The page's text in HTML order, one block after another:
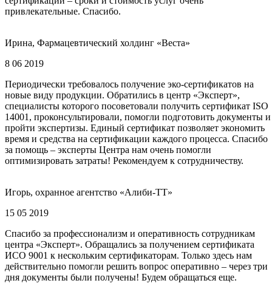
привлекательные. Спасибо.
Ирина, Фармацевтический холдинг «Веста»
8 06 2019
Периодически требовалось получение эко-сертификатов на
новые виду продукции. Обратились в центр «Эксперт»,
специалисты которого посоветовали получить сертификат ISO
14001, проконсультировали, помогли подготовить документы и
пройти экспертизы. Единый сертификат позволяет экономить
время и средства на сертификации каждого процесса. Спасибо
за помощь – эксперты Центра нам очень помогли
оптимизировать затраты! Рекомендуем к сотрудничеству.
Игорь, охранное агентство «Алиби-ТТ»
15 05 2019
Спасибо за профессионализм и оперативность сотрудникам
центра «Эксперт». Обращались за получением сертификата
ИСО 9001 к нескольким сертификаторам. Только здесь нам
действительно помогли решить вопрос оперативно – через три
дня документы были получены! Будем обращаться еще.